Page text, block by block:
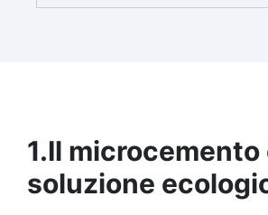
1.Il microcemento
soluzione